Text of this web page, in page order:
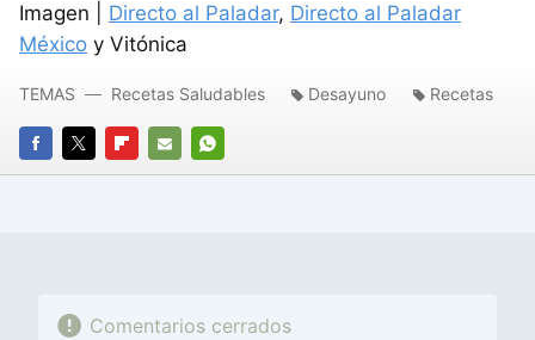
Imagen | Directo al Paladar, Directo al Paladar
México y Vitónica
FACEBOOK
TWITTERFLIPBOARD
E-
WHATSAPP
TEMAS Recetas Saludables Desayuno Recetas
Comentarios cerrados